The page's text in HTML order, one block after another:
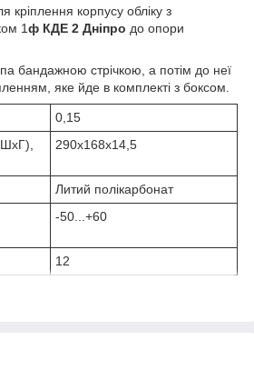
корпусу обліку з
1ф КДЕ 2 Дніпро до опори
бандажною стрічкою, а потім до неї
яке йде в комплекті з боксом.
0,15
290х168х14,5
Литий полікарбонат
-50...+60
12